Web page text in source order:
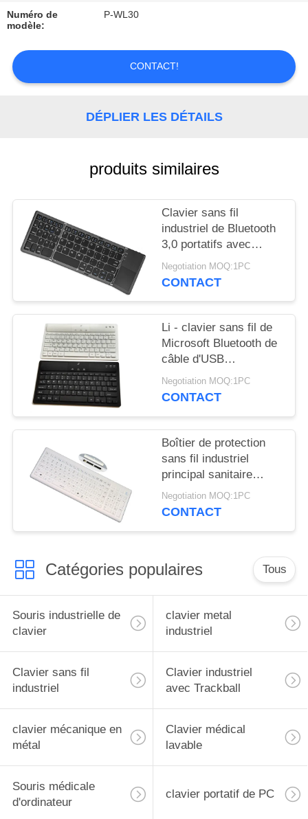
CONTACTEZ-
NOUS
DEMANDEZ
CITATION
Numéro de
modèle:
P-WL30
CONTACT!
DÉPLIER LES DÉTAILS
produits similaires
Clavier sans fil
industriel de Bluetooth
3,0 portatifs avec
brésilien/Portugais
Negotiation MOQ:1PC
CONTACT
Li - clavier sans fil de
Microsoft Bluetooth de
câble d'USB
d'ordinateur de
périphérique d'entrée
Negotiation MOQ:1PC
CONTACT
Boîtier de protection
sans fil industriel
principal sanitaire
d'USB de clavier avec
Ridge au dos
Negotiation MOQ:1PC
CONTACT
Catégories populaires Tous
Souris industrielle de
clavier
clavier metal
industriel
Clavier sans fil
industriel
Clavier industriel
avec Trackball
clavier mécanique en
métal
Clavier médical
lavable
Souris médicale
d'ordinateur
clavier portatif de PC